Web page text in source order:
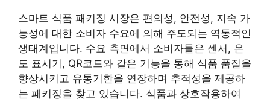
스마트 식품 패키징 시장은 편의성, 안전성, 지속 가
능성에 대한 소비자 수요에 의해 주도되는 역동적인
생태계입니다. 수요 측면에서 소비자들은 센서, 온
도 표시기, QR코드와 같은 기능을 통해 식품 품질을
향상시키고 유통기한을 연장하며 추적성을 제공하
는 패키징을 찾고 있습니다. 식품과 상호작용하여